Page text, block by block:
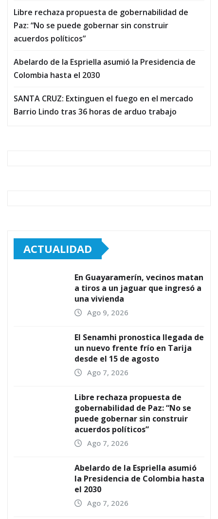
Libre rechaza propuesta de gobernabilidad de
Paz: “No se puede gobernar sin construir
acuerdos políticos”
Abelardo de la Espriella asumió la Presidencia de
Colombia hasta el 2030
SANTA CRUZ: Extinguen el fuego en el mercado
Barrio Lindo tras 36 horas de arduo trabajo
ACTUALIDAD
En Guayaramerín, vecinos matan
a tiros a un jaguar que ingresó a
una vivienda
Ago 9, 2026
El Senamhi pronostica llegada de
un nuevo frente frío en Tarija
desde el 15 de agosto
Ago 7, 2026
Libre rechaza propuesta de
gobernabilidad de Paz: “No se
puede gobernar sin construir
acuerdos políticos”
Ago 7, 2026
Abelardo de la Espriella asumió
la Presidencia de Colombia hasta
el 2030
Ago 7, 2026